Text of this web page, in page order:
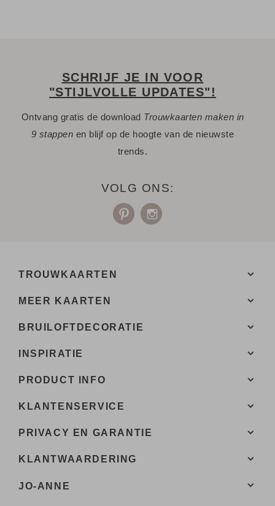
SCHRIJF JE IN VOOR
"STIJLVOLLE UPDATES"!
Ontvang gratis de download Trouwkaarten maken in
9 stappen en blijf op de hoogte van de nieuwste
trends.
VOLG ONS:
TROUWKAARTEN
MEER KAARTEN
BRUILOFTDECORATIE
INSPIRATIE
PRODUCT INFO
KLANTENSERVICE
PRIVACY EN GARANTIE
KLANTWAARDERING
JO-ANNE